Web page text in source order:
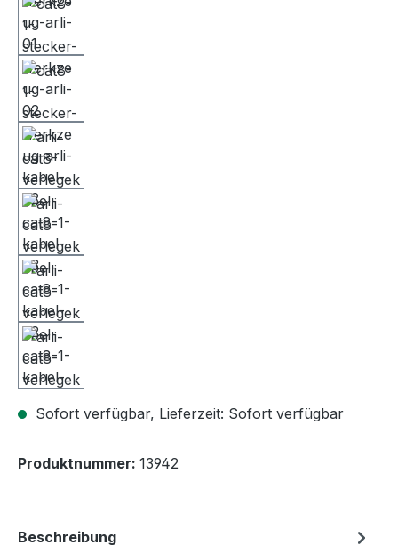
Sofort verfügbar, Lieferzeit: Sofort verfügbar
Produktnummer: 13942
Beschreibung